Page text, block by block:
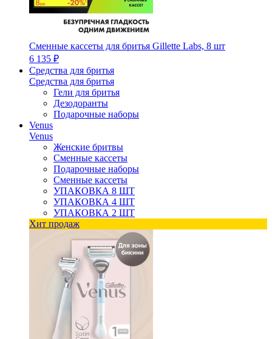
Сменные кассеты для бритья Gillette Labs, 8 шт
6 135 ₽
Средства для бритья
Средства для бритья
Гели для бритья
Дезодоранты
Подарочные наборы
Venus
Venus
Женские бритвы
Сменные кассеты
Подарочные наборы
Сменные кассеты
УПАКОВКА 8 ШТ
УПАКОВКА 4 ШТ
УПАКОВКА 2 ШТ
Хит продаж